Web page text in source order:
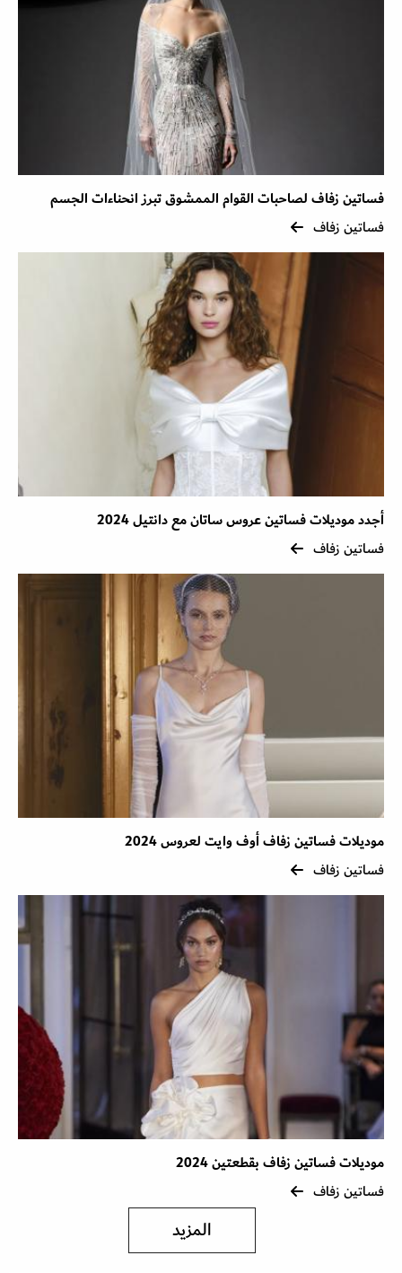
فساتين زفاف لصاحبات القوام الممشوق تبرز انحناءات الجسم
فساتين زفاف
أجدد موديلات فساتين عروس ساتان مع دانتيل 2024
فساتين زفاف
موديلات فساتين زفاف أوف وايت لعروس 2024
فساتين زفاف
موديلات فساتين زفاف بقطعتين 2024
فساتين زفاف
المزيد